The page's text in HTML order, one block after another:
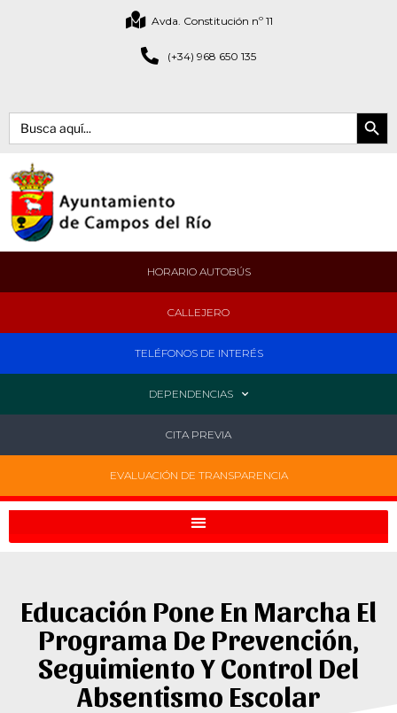
Avda. Constitución nº 11
(+34) 968 650 135
Buscar: Botón de
HORARIO AUTOBÚS
CALLEJERO
TELÉFONOS DE INTERÉS
DEPENDENCIAS
CITA PREVIA
EVALUACIÓN DE TRANSPARENCIA
Educación Pone En Marcha El
Programa De Prevención,
Seguimiento Y Control Del
Absentismo Escolar